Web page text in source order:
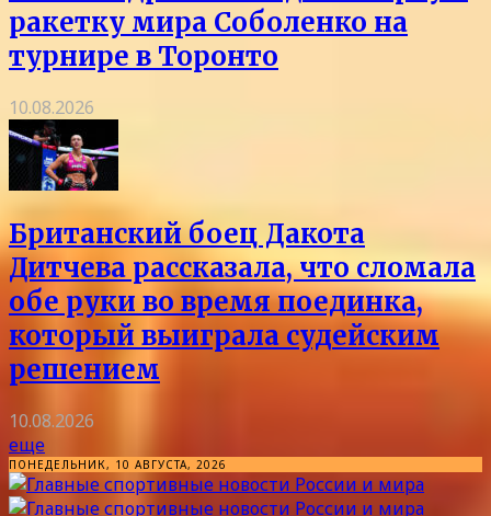
ракетку мира Соболенко на
турнире в Торонто
10.08.2026
Британский боец Дакота
Дитчева рассказала, что сломала
обе руки во время поединка,
который выиграла судейским
решением
10.08.2026
еще
ПОНЕДЕЛЬНИК, 10 АВГУСТА, 2026